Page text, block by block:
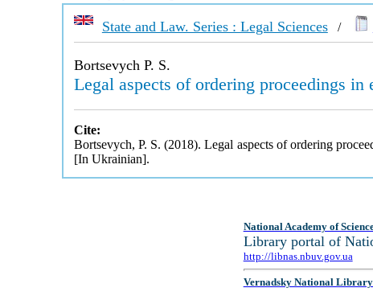
State and Law. Series : Legal Sciences/
Bortsevych P. S.
Legal aspects of ordering proceedings
Cite:
Bortsevych, P. S. (2018). Legal aspects of ordering
[In Ukrainian].
National Academy of
Library portal of
http://libnas.nbuv.gov.ua
Vernadsky National